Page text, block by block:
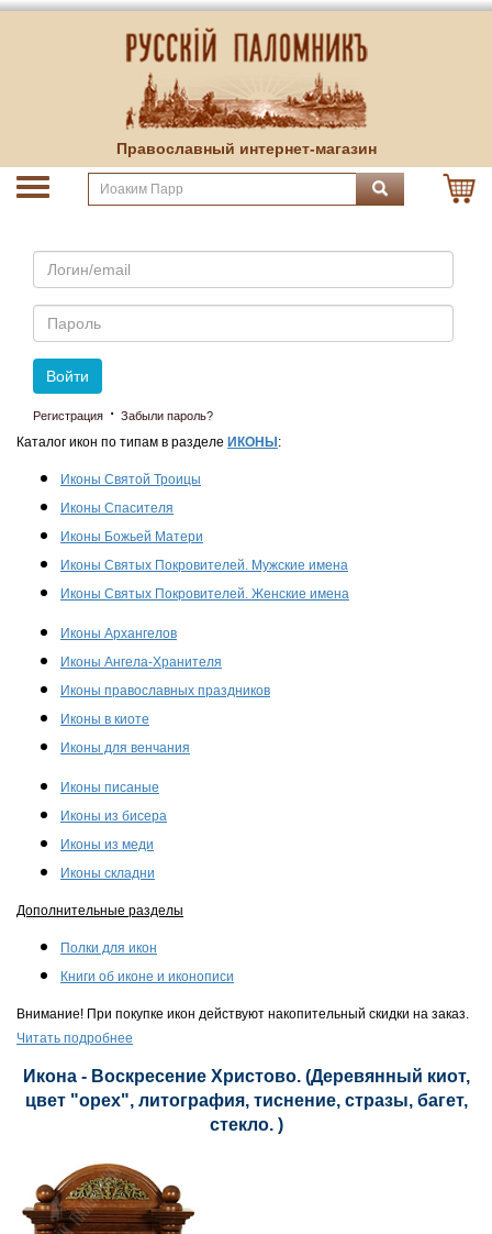
Православный интернет-магазин
Email
Пароль
Войти
Регистрация · Забыли пароль?
Каталог икон по типам в разделе ИКОНЫ :
Иконы Святой Троицы
Иконы Спасителя
Иконы Божьей Матери
Иконы Святых Покровителей. Мужские имена
Иконы Святых Покровителей. Женские имена
Иконы Архангелов
Иконы Ангела-Хранителя
Иконы православных праздников
Иконы в киоте
Иконы для венчания
Иконы писаные
Иконы из бисера
Иконы из меди
Иконы складни
Дополнительные разделы
Полки для икон
Книги об иконе и иконописи
Внимание! При покупке икон действуют накопительный скидки на заказ.
Читать подробнее
Икона - Воскресение Христово. (Деревянный киот,
цвет "орех", литография, тиснение, стразы, багет,
стекло. )